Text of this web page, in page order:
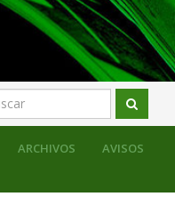
ARCHIVOS AVISOS